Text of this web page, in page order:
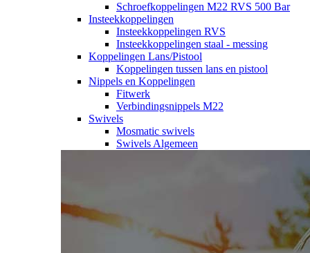
Schroefkoppelingen M22 RVS 500 Bar
Insteekkoppelingen
Insteekkoppelingen RVS
Insteekkoppelingen staal - messing
Koppelingen Lans/Pistool
Koppelingen tussen lans en pistool
Nippels en Koppelingen
Fitwerk
Verbindingsnippels M22
Swivels
Mosmatic swivels
Swivels Algemeen